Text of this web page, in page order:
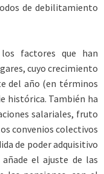
de debilitamiento
factores que han
cuyo crecimiento
del año (en términos
histórica. También ha
salariales, fruto
convenios colectivos
de poder adquisitivo
el ajuste de las